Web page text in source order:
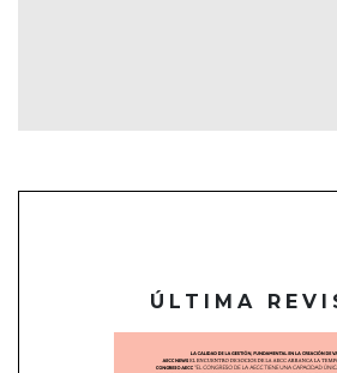
ÚLTIMA